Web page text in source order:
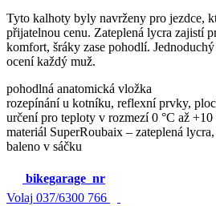
Tyto kalhoty byly navrženy pro jezdce,
přijatelnou cenu. Zateplená lycra zajistí
komfort, šráky zase pohodlí.
ocení každý muž.
pohodlná anatomická vložka
rozepínání u kotníku, reflexní prvky,
určení pro teploty v rozmezí 0 °C až +10
materiál SuperRoubaix – zateplená
baleno v sáčku
bikegarage_nr
Volaj 037/6300 766